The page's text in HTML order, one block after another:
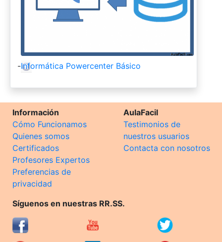
-Informática Powercenter Básico
Información
Cómo Funcionamos
Quienes somos
Certificados
Profesores Expertos
Preferencias de
privacidad
AulaFacil
Testimonios de
nuestros usuarios
Contacta con nosotros
Síguenos en nuestras RR.SS.